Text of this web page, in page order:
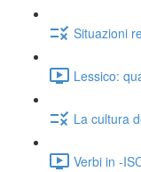
Situazioni
Lessico:
La cultura
Verbi in -